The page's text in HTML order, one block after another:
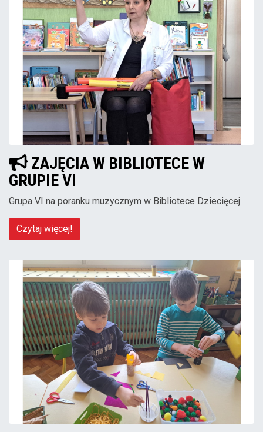
ZAJĘCIA W BIBLIOTECE W
GRUPIE VI
Grupa VI na poranku muzycznym w Bibliotece Dziecięcej
Czytaj więcej!